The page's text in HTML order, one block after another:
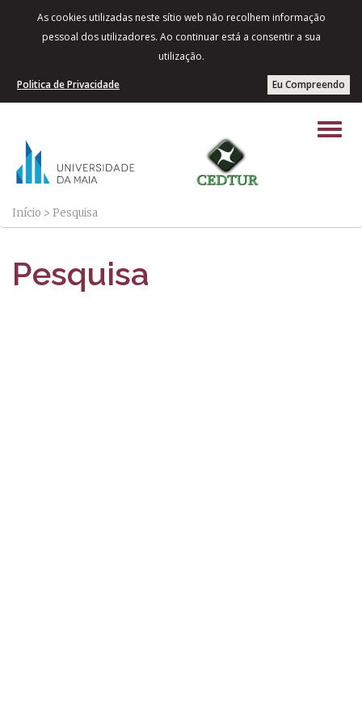
As cookies utilizadas neste sítio web não recolhem informação
pessoal dos utilizadores. Ao continuar está a consentir a sua
utilização.
Eu Compreendo
Politica de Privacidade
Início > Pesquisa
Pesquisa